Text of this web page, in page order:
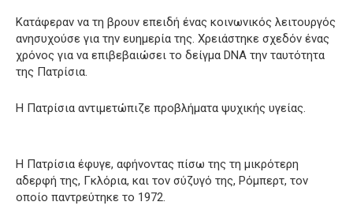
Κατάφεραν να τη βρουν επειδή ένας κοινωνικός λειτουργός
ανησυχούσε για την ευημερία της. Χρειάστηκε σχεδόν ένας
χρόνος για να επιβεβαιώσει το δείγμα DNA την ταυτότητα
της Πατρίσια.
Η Πατρίσια αντιμετώπιζε προβλήματα ψυχικής υγείας.
Η Πατρίσια έφυγε, αφήνοντας πίσω της τη μικρότερη
αδερφή της, Γκλόρια, και τον σύζυγό της, Ρόμπερτ, τον
οποίο παντρεύτηκε το 1972.